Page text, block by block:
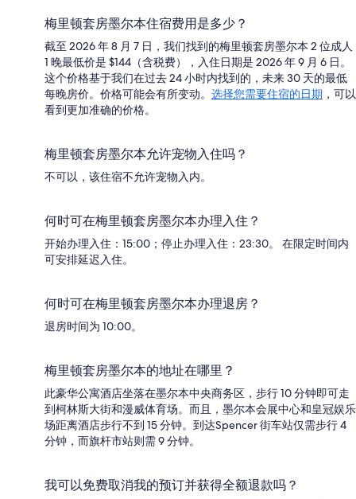
梅里顿套房墨尔本住宿费用是多少？
截至 2026 年 8 月 7 日，我们找到的梅里顿套房墨尔本 2 位成人
1 晚最低价是 $144（含税费），入住日期是 2026 年 9 月 6 日。
这个价格基于我们在过去 24 小时内找到的，未来 30 天的最低
每晚房价。价格可能会有所变动。 选择您需要住宿的日期 ，可以
看到更加准确的价格。
梅里顿套房墨尔本允许宠物入住吗？
不可以，该住宿不允许宠物入内。
何时可在梅里顿套房墨尔本办理入住？
开始办理入住：15:00；停止办理入住：23:30。 在限定时间内
可安排延迟入住。
何时可在梅里顿套房墨尔本办理退房？
退房时间为 10:00。
梅里顿套房墨尔本的地址在哪里？
此豪华公寓酒店坐落在墨尔本中央商务区，步行 10 分钟即可走
到柯林斯大街和漫威体育场。而且，墨尔本会展中心和皇冠娱乐
场距离酒店步行不到 15 分钟。到达Spencer 街车站仅需步行 4
分钟，而旗杆市站则需 9 分钟。
我可以免费取消我的预订并获得全额退款吗？